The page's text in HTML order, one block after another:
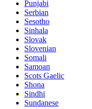
Punjabi
Serbian
Sesotho
Sinhala
Slovak
Slovenian
Somali
Samoan
Scots Gaelic
Shona
Sindhi
Sundanese